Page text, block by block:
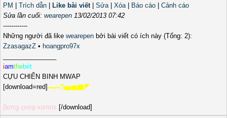
PM
Trích dẫn Like bài viết| Sửa| Xóa| Báo cáo
Cảnh cáo
Sửa lần cuối: wearepen 13/02/2013 07:42
------------
Những người đã like wearepen bởi bài viết có ích này (Tổng: 2):
ZzasagazZ • hoangpro97x
iamthebét
CỰU CHIẾN BINH MWAP
[download=red]︻︻¶▅▆▇◤
βαπg ςυσφ καπrιs [/download]